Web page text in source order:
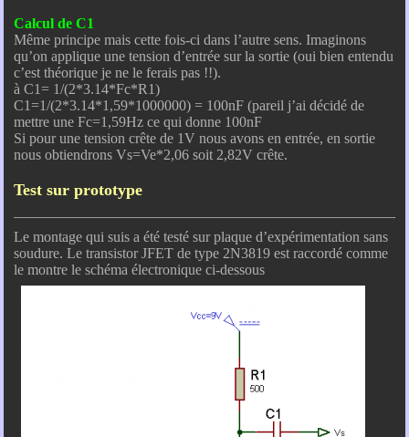
Calcul de C1
Même principe mais cette fois-ci dans l’autre sens. Imaginons
qu’on applique une tension d’entrée sur la sortie (oui bien entendu
c’est théorique je ne le ferais pas !!).
à C1= 1/(2*3.14*Fc*R1)
C1=1/(2*3.14*1,59*1000000) = 100nF (pareil j’ai décidé de
mettre une Fc=1,59Hz ce qui donne 100nF
Si pour une tension crête de 1V nous avons en entrée, en sortie
nous obtiendrons Vs=Ve*2,06 soit 2,82V crête.
Test sur prototype
Le montage qui suis a été testé sur plaque d’expérimentation sans
soudure. Le transistor JFET de type 2N3819 est raccordé comme
le montre le schéma électronique ci-dessous